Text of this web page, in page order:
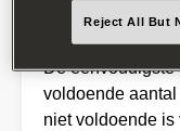
grootte van het
perimeterdraad
De eenvoudigste
voldoende
niet voldoende is
Reject All But